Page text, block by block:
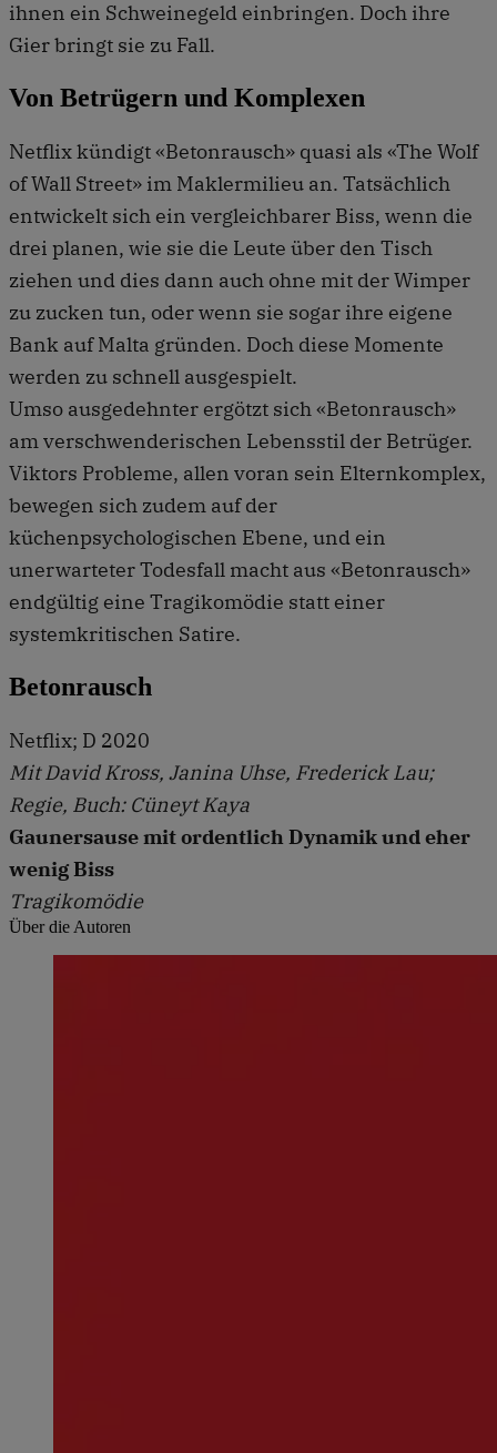
ihnen ein Schweinegeld einbringen. Doch ihre
Gier bringt sie zu Fall.
Von Betrügern und Komplexen
Netflix kündigt «Betonrausch» quasi als «The Wolf
of Wall Street» im Maklermilieu an. Tatsächlich
entwickelt sich ein vergleichbarer Biss, wenn die
drei planen, wie sie die Leute über den Tisch
ziehen und dies dann auch ohne mit der Wimper
zu zucken tun, oder wenn sie sogar ihre eigene
Bank auf Malta gründen. Doch diese Momente
werden zu schnell ausgespielt.
Umso ausgedehnter ergötzt sich «Betonrausch»
am verschwenderischen Lebensstil der Betrüger.
Viktors Probleme, allen voran sein Elternkomplex,
bewegen sich zudem auf der
küchenpsychologischen Ebene, und ein
unerwarteter Todesfall macht aus «Betonrausch»
endgültig eine Tragikomödie statt einer
systemkritischen Satire.
Betonrausch
Netflix; D 2020
Mit David Kross, Janina Uhse, Frederick Lau;
Regie, Buch: Cüneyt Kaya
Gaunersause mit ordentlich Dynamik und eher
wenig Biss
Tragikomödie
Über die Autoren